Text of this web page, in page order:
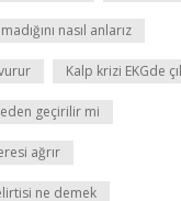
nasıl anlarız
Kalp krizi EKGde
geçirilir mi
ağrır
ne demek